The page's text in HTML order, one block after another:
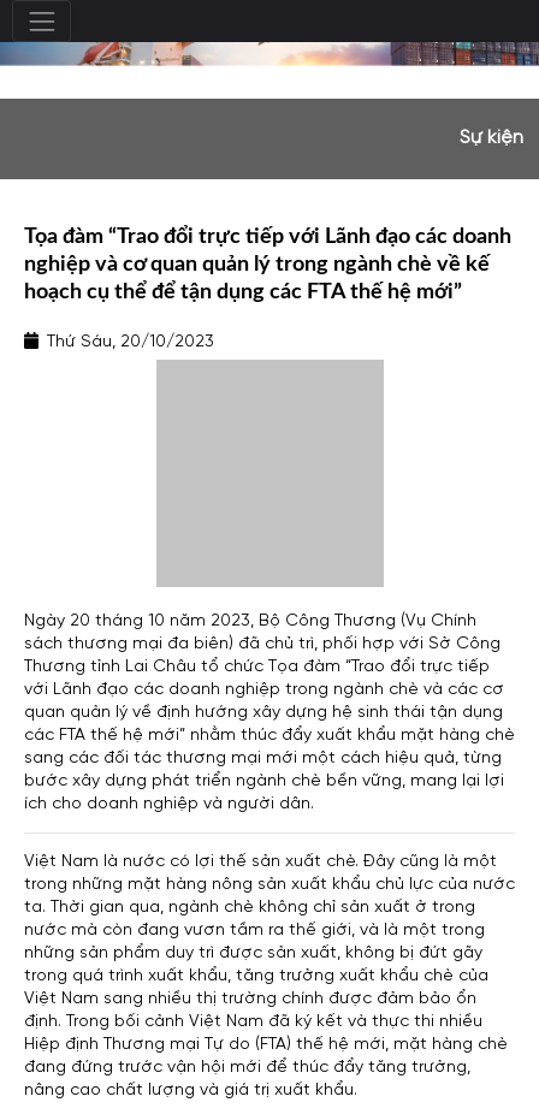
Sự kiện
Tọa đàm “Trao đổi trực tiếp với Lãnh đạo các doanh
nghiệp và cơ quan quản lý trong ngành chè về kế
hoạch cụ thể để tận dụng các FTA thế hệ mới”
Thứ Sáu, 20/10/2023
Ngày 20 tháng 10 năm 2023, Bộ Công Thương (Vụ Chính
sách thương mại đa biên) đã chủ trì, phối hợp với Sở Công
Thương tỉnh Lai Châu tổ chức Tọa đàm “Trao đổi trực tiếp
với Lãnh đạo các doanh nghiệp trong ngành chè và các cơ
quan quản lý về định hướng xây dựng hệ sinh thái tận dụng
các FTA thế hệ mới” nhằm thúc đẩy xuất khẩu mặt hàng chè
sang các đối tác thương mại mới một cách hiệu quả, từng
bước xây dựng phát triển ngành chè bền vững, mang lại lợi
ích cho doanh nghiệp và người dân.
Việt Nam là nước có lợi thế sản xuất chè. Đây cũng là một
trong những mặt hàng nông sản xuất khẩu chủ lực của nước
ta. Thời gian qua, ngành chè không chỉ sản xuất ở trong
nước mà còn đang vươn tầm ra thế giới, và là một trong
những sản phẩm duy trì được sản xuất, không bị đứt gãy
trong quá trình xuất khẩu, tăng trưởng xuất khẩu chè của
Việt Nam sang nhiều thị trường chính được đảm bảo ổn
định. Trong bối cảnh Việt Nam đã ký kết và thực thi nhiều
Hiệp định Thương mại Tự do (FTA) thế hệ mới, mặt hàng chè
đang đứng trước vận hội mới để thúc đẩy tăng trưởng,
nâng cao chất lượng và giá trị xuất khẩu.